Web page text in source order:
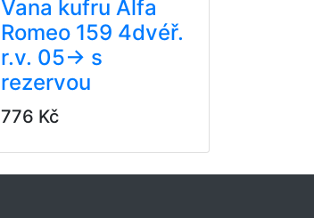
Vana kufru Alfa
Romeo 159 4dvéř.
r.v. 05-> s
rezervou
776 Kč